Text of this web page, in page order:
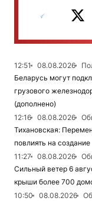
12:51 08.08.2026
Беларусь могут
грузового
(дополнено)
12:16
08.08.2026
Тихановская:
повлиять на
11:27
08.08.2026
Сильный ветер 6
крыши более 700
10:50
08.08.2026